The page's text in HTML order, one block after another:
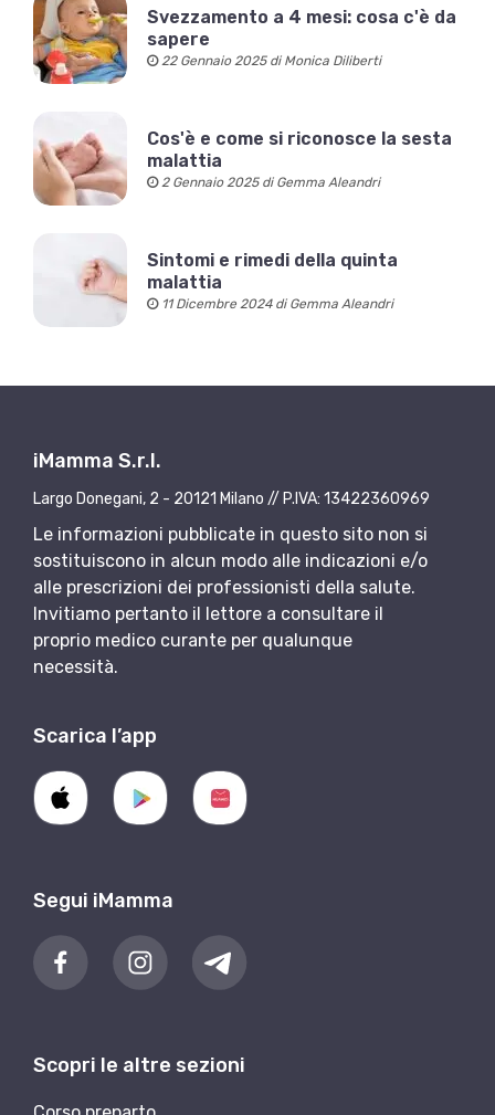
Svezzamento a 4 mesi: cosa c'è da
sapere
22 Gennaio 2025 di Monica Diliberti
Cos'è e come si riconosce la sesta
malattia
2 Gennaio 2025 di Gemma Aleandri
Sintomi e rimedi della quinta
malattia
11 Dicembre 2024 di Gemma Aleandri
iMamma S.r.l.
Largo Donegani, 2 - 20121 Milano // P.IVA: 13422360969
Le informazioni pubblicate in questo sito non si
sostituiscono in alcun modo alle indicazioni e/o
alle prescrizioni dei professionisti della salute.
Invitiamo pertanto il lettore a consultare il
proprio medico curante per qualunque
necessità.
Scarica l’app
Segui iMamma
Scopri le altre sezioni